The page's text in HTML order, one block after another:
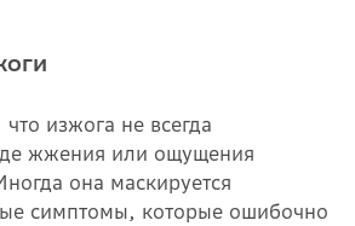
изжога не всегда
жжения или ощущения
она маскируется
симптомы, которые ошибочно